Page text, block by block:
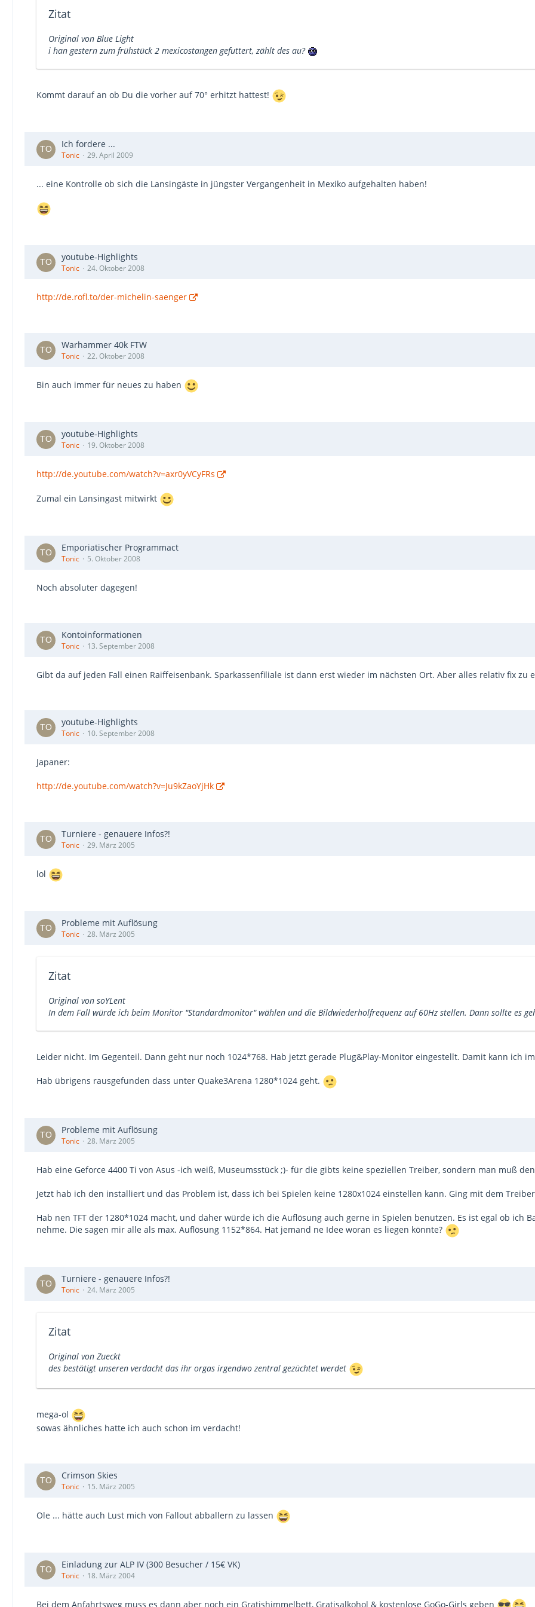
Zitat
Original von Blue Light
i han gestern zum frühstück 2 mexicostangen gefuttert, zählt des au?
Kommt darauf an ob Du die vorher auf 70° erhitzt hattest!
Ich fordere ...
Tonic 29. April 2009
... eine Kontrolle ob sich die Lansingäste in jüngster Vergangenheit in Mexiko aufgehalten haben!
youtube-Highlights
Tonic 24. Oktober 2008
http://de.rofl.to/der-michelin-saenger
Warhammer 40k FTW
Tonic 22. Oktober 2008
Bin auch immer für neues zu haben
youtube-Highlights
Tonic 19. Oktober 2008
http://de.youtube.com/watch?v=axr0yVCyFRs
Zumal ein Lansingast mitwirkt
Emporiatischer Programmact
Tonic 5. Oktober 2008
Noch absoluter dagegen!
Kontoinformationen
Tonic 13. September 2008
Gibt da auf jeden Fall einen Raiffeisenbank. Sparkassenfiliale ist dann erst wieder im nächsten Ort. Aber alles relativ fix zu
youtube-Highlights
Tonic 10. September 2008
Japaner:
http://de.youtube.com/watch?v=Ju9kZaoYjHk
Turniere - genauere Infos?!
Tonic 29. März 2005
lol
Probleme mit Auflösung
Tonic 28. März 2005
Zitat
Original von soYLent
In dem Fall würde ich beim Monitor "Standardmonitor" wählen und die Bildwiederholfrequenz auf 60Hz stellen. Dann sollte es
Leider nicht. Im Gegenteil. Dann geht nur noch 1024*768. Hab jetzt gerade Plug&Play-Monitor eingestellt. Damit kann ich
Hab übrigens rausgefunden dass unter Quake3Arena 1280*1024 geht.
Probleme mit Auflösung
Tonic 28. März 2005
Hab eine Geforce 4400 Ti von Asus -ich weiß, Museumsstück ;)- für die gibts keine speziellen Treiber, sondern man muß
Jetzt hab ich den installiert und das Problem ist, dass ich bei Spielen keine 1280x1024 einstellen kann. Ging mit dem
Hab nen TFT der 1280*1024 macht, und daher würde ich die Auflösung auch gerne in Spielen benutzen. Es ist egal ob ich
nehme. Die sagen mir alle als max. Auflösung 1152*864. Hat jemand ne Idee woran es liegen könnte?
Turniere - genauere Infos?!
Tonic 24. März 2005
Zitat
Original von Zueckt
des bestätigt unseren verdacht das ihr orgas irgendwo zentral gezüchtet werdet
mega-ol
sowas ähnliches hatte ich auch schon im verdacht!
Crimson Skies
Tonic 15. März 2005
Ole ... hätte auch Lust mich von Fallout abballern zu lassen
Einladung zur ALP IV (300 Besucher / 15€ VK)
Tonic 18. März 2004
Bei dem Anfahrtsweg muss es dann aber noch ein Gratishimmelbett, Gratisalkohol & kostenlose GoGo-Girls geben